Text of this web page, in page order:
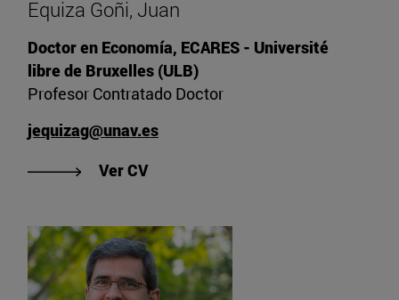
Equiza Goñi, Juan
Doctor en Economía, ECARES - Université
libre de Bruxelles (ULB)
Profesor Contratado Doctor
jequizag@unav.es
Ver CV"Ver CV de Equiza Goñi, Juan"